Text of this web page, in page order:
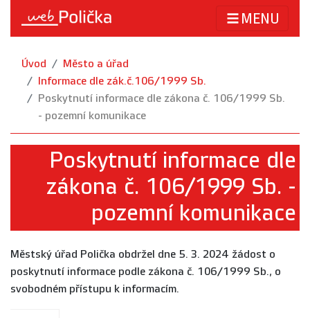
MENU
Úvod
Město a úřad
Informace dle zák.č.106/1999 Sb.
Poskytnutí informace dle zákona č. 106/1999 Sb.
- pozemní komunikace
Poskytnutí informace dle
zákona č. 106/1999 Sb. -
pozemní komunikace
Městský úřad Polička obdržel dne 5. 3. 2024 žádost o
poskytnutí informace podle zákona č. 106/1999 Sb., o
svobodném přístupu k informacím.